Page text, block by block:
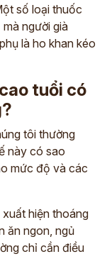
số loại thuốc
người già
là ho khan kéo
tuổi có
tôi thường
này có sao
mức độ và các
hiện thoáng
ăn ngon, ngủ
chỉ cần điều